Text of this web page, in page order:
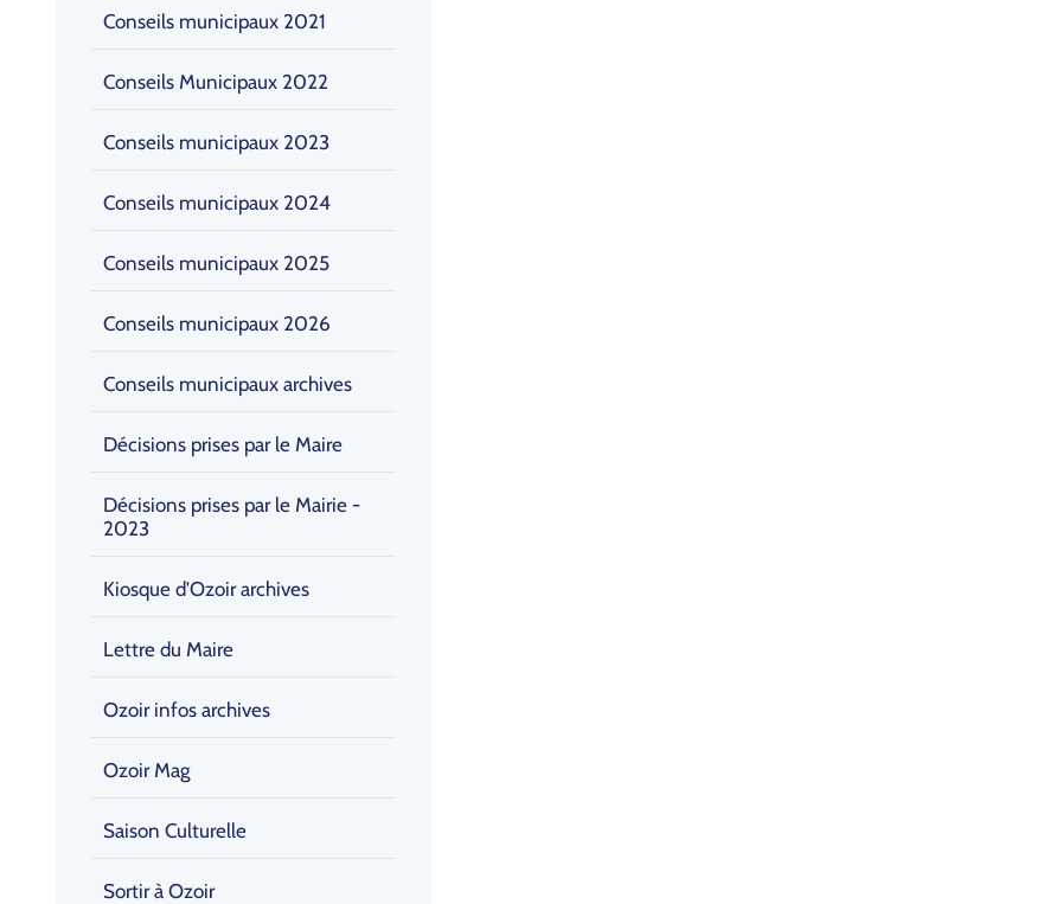
Conseils municipaux 2021
Conseils Municipaux 2022
Conseils municipaux 2023
Conseils municipaux 2024
Conseils municipaux 2025
Conseils municipaux 2026
Conseils municipaux archives
Décisions prises par le Maire
Décisions prises par le Mairie -
2023
Kiosque d'Ozoir archives
Lettre du Maire
Ozoir infos archives
Ozoir Mag
Saison Culturelle
Sortir à Ozoir